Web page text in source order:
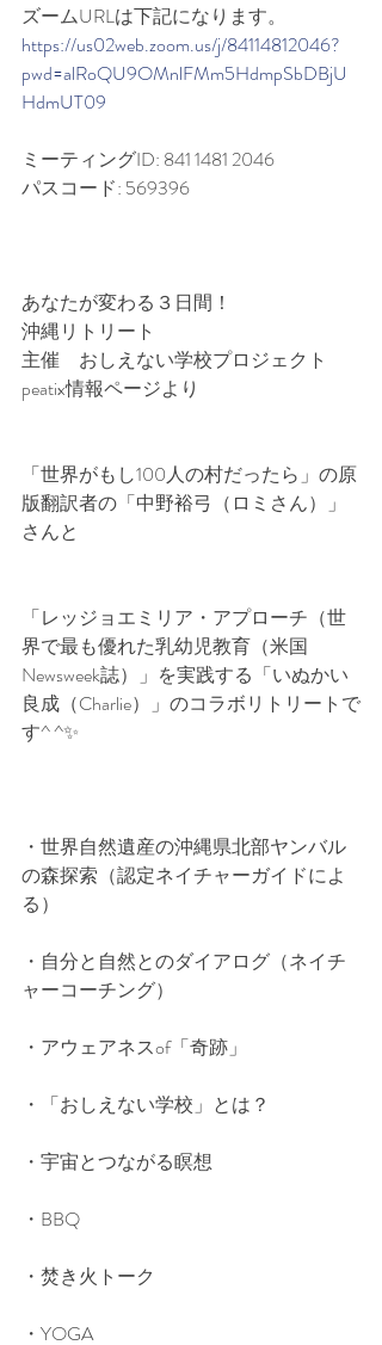
ズームURLは下記になります。
https://us02web.zoom.us/j/84114812046?
pwd=alRoQU9OMnlFMm5HdmpSbDBjU
HdmUT09
ミーティングID: 841 1481 2046
パスコード: 569396
あなたが変わる３日間！
沖縄リトリート
主催　おしえない学校プロジェクト
peatix情報ページより
「世界がもし100人の村だったら」の原
版翻訳者の「中野裕弓（ロミさん）」
さんと
「レッジョエミリア・アプローチ（世
界で最も優れた乳幼児教育（米国
Newsweek誌）」を実践する「いぬかい
良成（Charlie）」のコラボリトリートで
す^ ^✨
・世界自然遺産の沖縄県北部ヤンバル
の森探索（認定ネイチャーガイドによ
る）
・自分と自然とのダイアログ（ネイチ
ャーコーチング）
・アウェアネスof「奇跡」
・「おしえない学校」とは？
・宇宙とつながる瞑想
・BBQ
・焚き火トーク
・YOGA